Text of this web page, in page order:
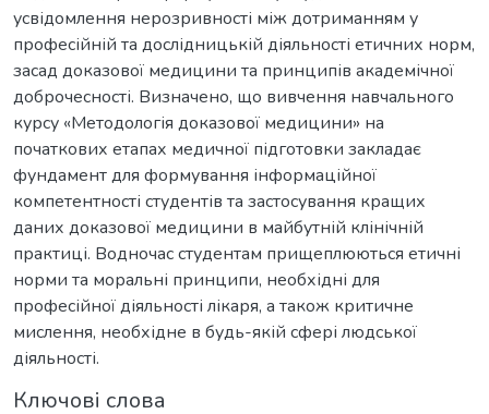
усвідомлення нерозривності між дотриманням у
професійній та дослідницькій діяльності етичних норм,
засад доказової медицини та принципів академічної
доброчесності. Визначено, що вивчення навчального
курсу «Методологія доказової медицини» на
початкових етапах медичної підготовки закладає
фундамент для формування інформаційної
компетентності студентів та застосування кращих
даних доказової медицини в майбутній клінічній
практиці. Водночас студентам прищеплюються етичні
норми та моральні принципи, необхідні для
професійної діяльності лікаря, а також критичне
мислення, необхідне в будь-якій сфері людської
діяльності.
Ключові слова